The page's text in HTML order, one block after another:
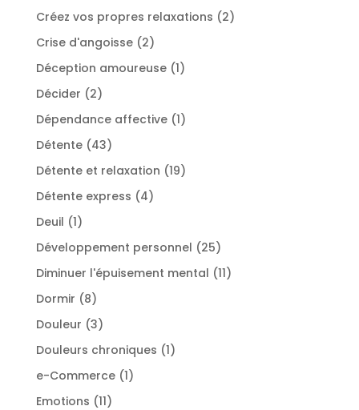
produit
Créez vos propres relaxations 22
Crise d'angoisse 22
produits
Déception amoureuse 11
Décider 22
produits
Dépendance affective 11
Détente 4343
produits
Détente et relaxation 1919
Détente express 44
Deuil 11
Développement personnel 2525
produits
Diminuer l'épuisement mental 1111
Dormir 88
produits
Douleur 33
produits
Douleurs chroniques 11
e-Commerce 11
Emotions 1111